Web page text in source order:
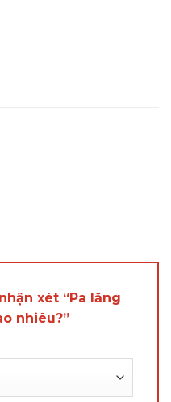
xét “Pa lăng
nhiêu?”